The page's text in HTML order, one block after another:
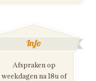
Info
Afspraken op
weekdagen na 18u of